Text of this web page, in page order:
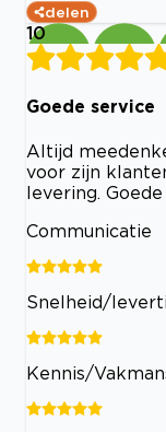
delen
10
Goede service
Altijd
voor zijn
levering.
Communicatie
Snelheid/
Kennis/